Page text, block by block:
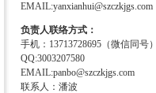
EMAIL:yanxianhui@szczkjgs.com
负责人联络方式：
手机：13713728695（微信同号）
QQ:3003207580
EMAIL:panbo@szczkjgs.com
联系人：潘波